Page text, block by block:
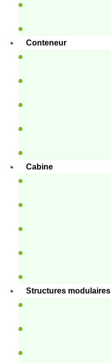
Conteneur
Cabine
Structures modulaires